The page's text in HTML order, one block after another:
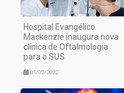
Hospital Evangélico
Mackenzie inaugura nova
clínica de Oftalmologia
para o SUS
01/02/2022